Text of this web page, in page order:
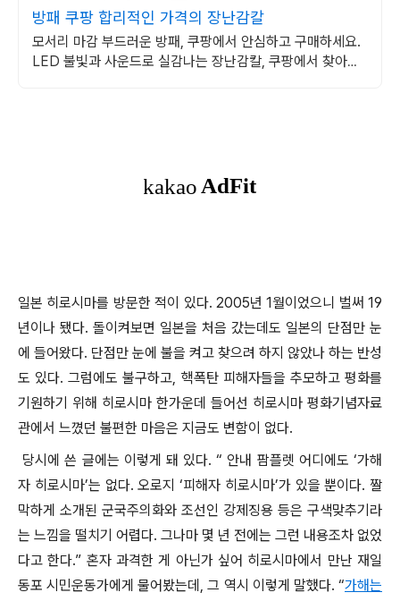
방패 쿠팡 합리적인 가격의 장난감칼
모서리 마감 부드러운 방패, 쿠팡에서 안심하고 구매하세요.
LED 불빛과 사운드로 실감나는 장난감칼, 쿠팡에서 찾아보
일본 히로시마를 방문한 적이 있다. 2005년 1월이었으니 벌써 19
년이나 됐다. 돌이켜보면 일본을 처음 갔는데도 일본의 단점만 눈
에 들어왔다. 단점만 눈에 불을 켜고 찾으려 하지 않았나 하는 반성
도 있다. 그럼에도 불구하고, 핵폭탄 피해자들을 추모하고 평화를
기원하기 위해 히로시마 한가운데 들어선 히로시마 평화기념자료
관에서 느꼈던 불편한 마음은 지금도 변함이 없다.
당시에 쓴 글에는 이렇게 돼 있다. “ 안내 팜플렛 어디에도 ‘가해
자 히로시마’는 없다. 오로지 ‘피해자 히로시마’가 있을 뿐이다. 짤
막하게 소개된 군국주의화와 조선인 강제징용 등은 구색맞추기라
는 느낌을 떨치기 어렵다. 그나마 몇 년 전에는 그런 내용조차 없었
다고 한다.” 혼자 과격한 게 아닌가 싶어 히로시마에서 만난 재일
동포 시민운동가에게 물어봤는데, 그 역시 이렇게 말했다. “가해는